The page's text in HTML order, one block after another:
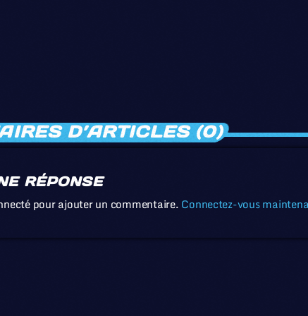
D’ARTICLES (0)
RÉPONSE
pour ajouter un commentaire. Connectez-vous